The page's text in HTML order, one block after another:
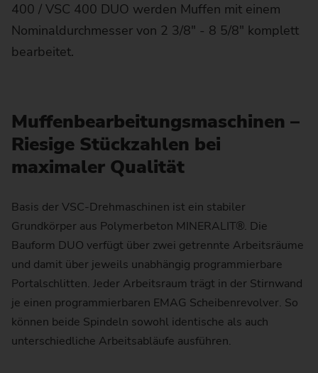
400 / VSC 400 DUO werden Muffen mit einem
Nominaldurchmesser von 2 3/8" - 8 5/8" komplett
bearbeitet.
Muffenbearbeitungsmaschinen –
Riesige Stückzahlen bei
maximaler Qualität
Basis der VSC-Drehmaschinen ist ein stabiler
Grundkörper aus Polymerbeton MINERALIT®. Die
Bauform DUO verfügt über zwei getrennte Arbeitsräume
und damit über jeweils unabhängig programmierbare
Portalschlitten. Jeder Arbeitsraum trägt in der Stirnwand
je einen programmierbaren EMAG Scheibenrevolver. So
können beide Spindeln sowohl identische als auch
unterschiedliche Arbeitsabläufe ausführen.